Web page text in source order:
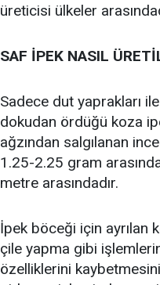
üreticisi ülkeler
SAF İPEK NASIL
Sadece dut yaprakları
dokudan ördüğü koza
ağzından salgılanan
1.25-2.25 gram
metre arasındadır.
İpek böceği için ayrılan
çile yapma gibi
özelliklerini